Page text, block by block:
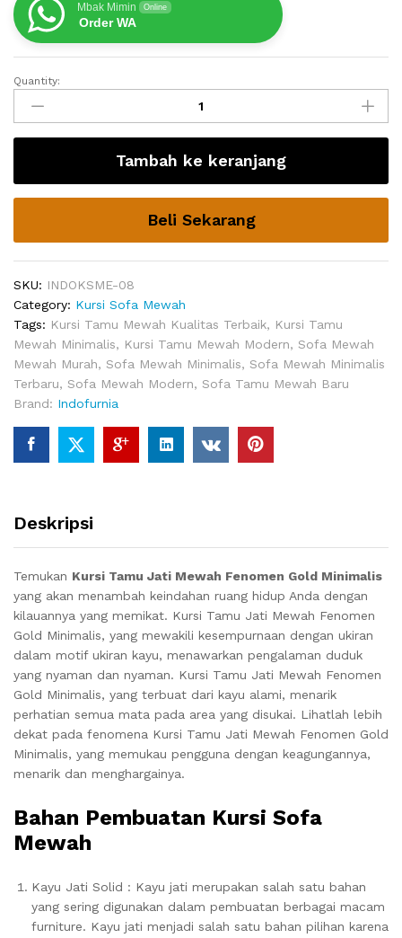
Mbak Mimin Online
Order WA
Kursi
Tamu
Jati
Mewah
Gold
Minimalis
Quantity:
Tambah ke keranjang
Beli Sekarang
SKU: INDOKSME-08
Category: Kursi Sofa Mewah
Tags: Kursi Tamu Mewah Kualitas Terbaik, Kursi Tamu
Mewah Minimalis, Kursi Tamu Mewah Modern, Sofa Mewah
Mewah Murah, Sofa Mewah Minimalis, Sofa Mewah Minimalis
Terbaru, Sofa Mewah Modern, Sofa Tamu Mewah Baru
Brand: Indofurnia
Deskripsi
Temukan Kursi Tamu Jati Mewah Fenomen Gold Minimalis
yang akan menambah keindahan ruang hidup Anda dengan
kilauannya yang memikat. Kursi Tamu Jati Mewah Fenomen
Gold Minimalis, yang mewakili kesempurnaan dengan ukiran
dalam motif ukiran kayu, menawarkan pengalaman duduk
yang nyaman dan nyaman. Kursi Tamu Jati Mewah Fenomen
Gold Minimalis, yang terbuat dari kayu alami, menarik
perhatian semua mata pada area yang disukai. Lihatlah lebih
dekat pada fenomena Kursi Tamu Jati Mewah Fenomen Gold
Minimalis, yang memukau pengguna dengan keagungannya,
menarik dan menghargainya.
Bahan Pembuatan Kursi Sofa
Mewah
Kayu Jati Solid : Kayu jati merupakan salah satu bahan
yang sering digunakan dalam pembuatan berbagai macam
furniture. Kayu jati menjadi salah satu bahan pilihan karena